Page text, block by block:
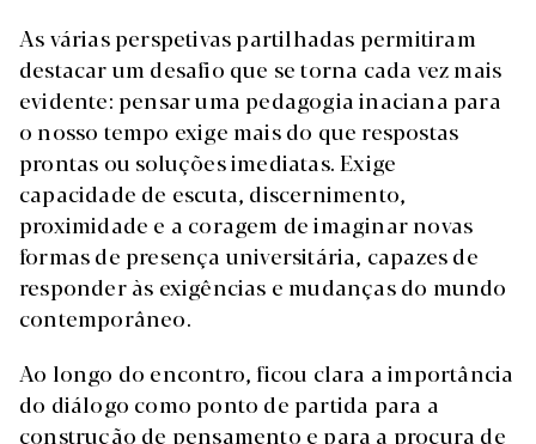
As várias perspetivas partilhadas permitiram
destacar um desafio que se torna cada vez mais
evidente: pensar uma pedagogia inaciana para
o nosso tempo exige mais do que respostas
prontas ou soluções imediatas. Exige
capacidade de escuta, discernimento,
proximidade e a coragem de imaginar novas
formas de presença universitária, capazes de
responder às exigências e mudanças do mundo
contemporâneo.
Ao longo do encontro, ficou clara a importância
do diálogo como ponto de partida para a
construção de pensamento e para a procura de